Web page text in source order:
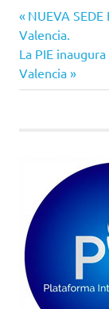
de
Entrada
anterior:
NUEVA SEDE
Valencia.
Siguiente
entrada:
La PIE
Valencia